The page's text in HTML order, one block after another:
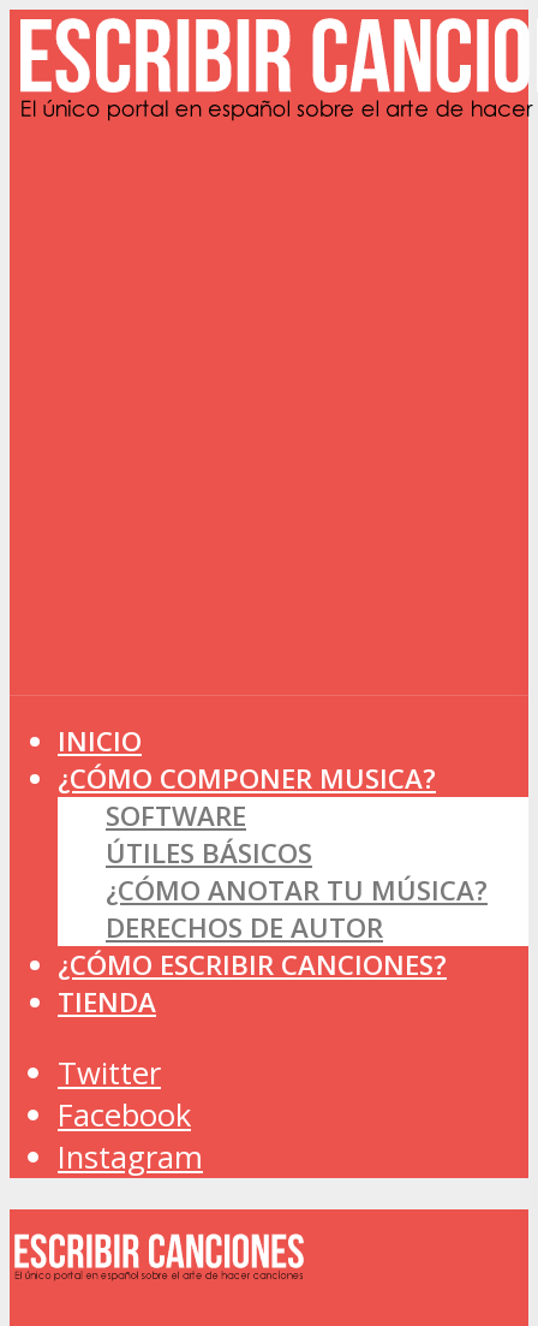
INICIO
¿CÓMO COMPONER MUSICA?
SOFTWARE
ÚTILES BÁSICOS
¿CÓMO ANOTAR TU MÚSICA?
DERECHOS DE AUTOR
¿CÓMO ESCRIBIR CANCIONES?
TIENDA
Twitter
Facebook
Instagram